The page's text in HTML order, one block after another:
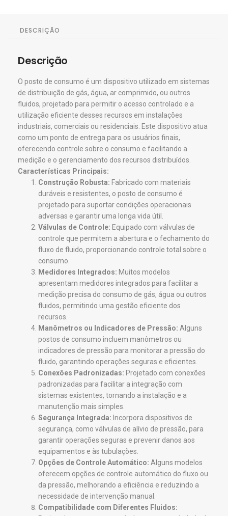
DESCRIÇÃO
Descrição
O posto de consumo é um dispositivo utilizado em sistemas
de distribuição de gás, água, ar comprimido, ou outros
fluidos, projetado para permitir o acesso controlado e a
utilização eficiente desses recursos em instalações
industriais, comerciais ou residenciais. Este dispositivo atua
como um ponto de entrega para os usuários finais,
oferecendo controle sobre o consumo e facilitando a
medição e o gerenciamento dos recursos distribuídos.
Características Principais:
Construção Robusta: Fabricado com materiais
duráveis e resistentes, o posto de consumo é
projetado para suportar condições operacionais
adversas e garantir uma longa vida útil.
Válvulas de Controle: Equipado com válvulas de
controle que permitem a abertura e o fechamento do
fluxo de fluido, proporcionando controle total sobre o
consumo.
Medidores Integrados: Muitos modelos
apresentam medidores integrados para facilitar a
medição precisa do consumo de gás, água ou outros
fluidos, permitindo uma gestão eficiente dos
recursos.
Manômetros ou Indicadores de Pressão: Alguns
postos de consumo incluem manômetros ou
indicadores de pressão para monitorar a pressão do
fluido, garantindo operações seguras e eficientes.
Conexões Padronizadas: Projetado com conexões
padronizadas para facilitar a integração com
sistemas existentes, tornando a instalação e a
manutenção mais simples.
Segurança Integrada: Incorpora dispositivos de
segurança, como válvulas de alívio de pressão, para
garantir operações seguras e prevenir danos aos
equipamentos e às tubulações.
Opções de Controle Automático: Alguns modelos
oferecem opções de controle automático do fluxo ou
da pressão, melhorando a eficiência e reduzindo a
necessidade de intervenção manual.
Compatibilidade com Diferentes Fluidos: